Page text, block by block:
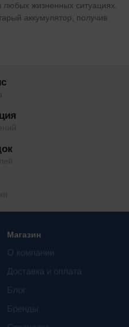
жизненных ситуациях.
аккумулятор, получив
Магазин
О компании
Доставка и оплата
Блог
Бренды